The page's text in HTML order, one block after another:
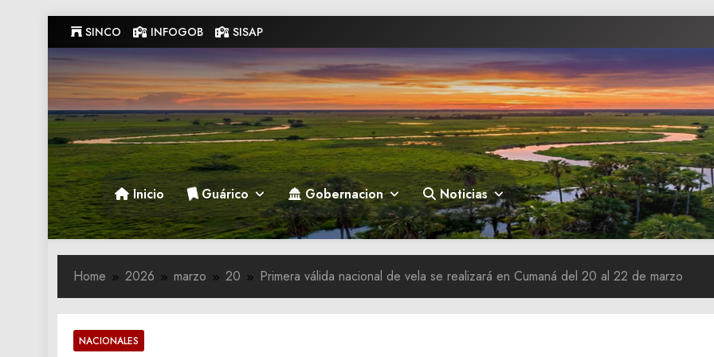
to
content
SINCO INFOGOB SISAP
Gobernacion de Guarico
Gobernacion de Guarico
Inicio Guárico Gobernacion Noticias
Home 2026 marzo 20 Primera válida nacional de vela se realizará en Cumaná del 20 al 22 de marzo
NACIONALES